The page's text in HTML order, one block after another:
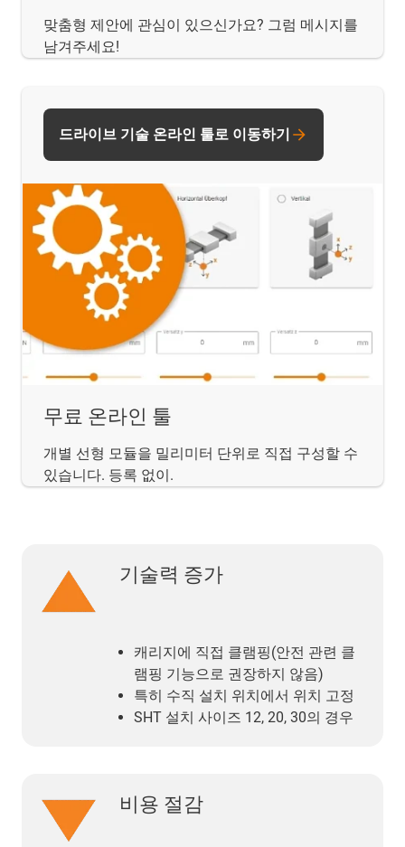
맞춤형 제안에 관심이 있으신가요? 그럼 메시지를
남겨주세요!
무료 온라인 툴
개별 선형 모듈을 밀리미터 단위로 직접 구성할 수
있습니다. 등록 없이.
드라이브 기술 온라인 툴로 이동하기
기술력 증가
캐리지에 직접 클램핑(안전 관련 클
램핑 기능으로 권장하지 않음)
특히 수직 설치 위치에서 위치 고정
SHT 설치 사이즈 12, 20, 30의 경우
비용 절감